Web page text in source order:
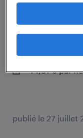
peintre
ancenis-
intérim
14,81 € par
publié le 27 juillet